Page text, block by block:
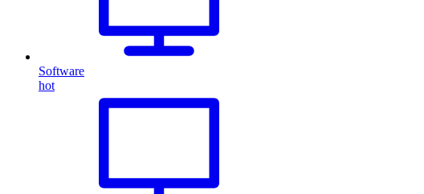
Software
hot